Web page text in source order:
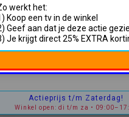
(0)
SLIMSTYLE PLUS 200
Actieprijs t/m Zaterdag!
Winkel open: di t/m za •
werkt het:
Koop een tv in de winkel
Geef aan dat je deze actie
Je krijgt direct 25% EXTRA